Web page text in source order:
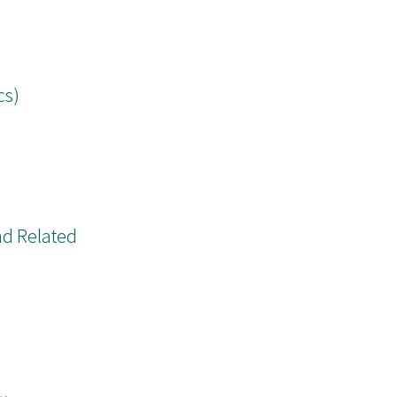
Related